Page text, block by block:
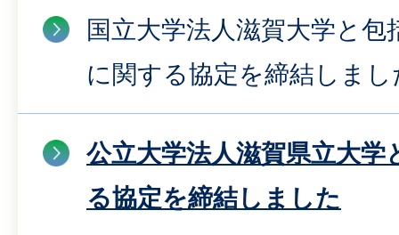
国立大学法人滋賀大学と包
に関する協定を締結しまし
公立大学法人滋賀県立大学
る協定を締結しました